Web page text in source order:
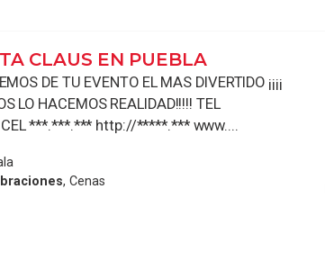
CLAUS EN PUEBLA
DE TU EVENTO EL MAS DIVERTIDO ¡¡¡¡
LO HACEMOS REALIDAD!!!!! TEL
***.***.*** http://*****.*** www....
, Cenas